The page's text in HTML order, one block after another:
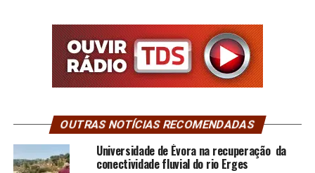
OUTRAS NOTÍCIAS RECOMENDADAS
Universidade de Évora na recuperação da
conectividade fluvial do rio Erges